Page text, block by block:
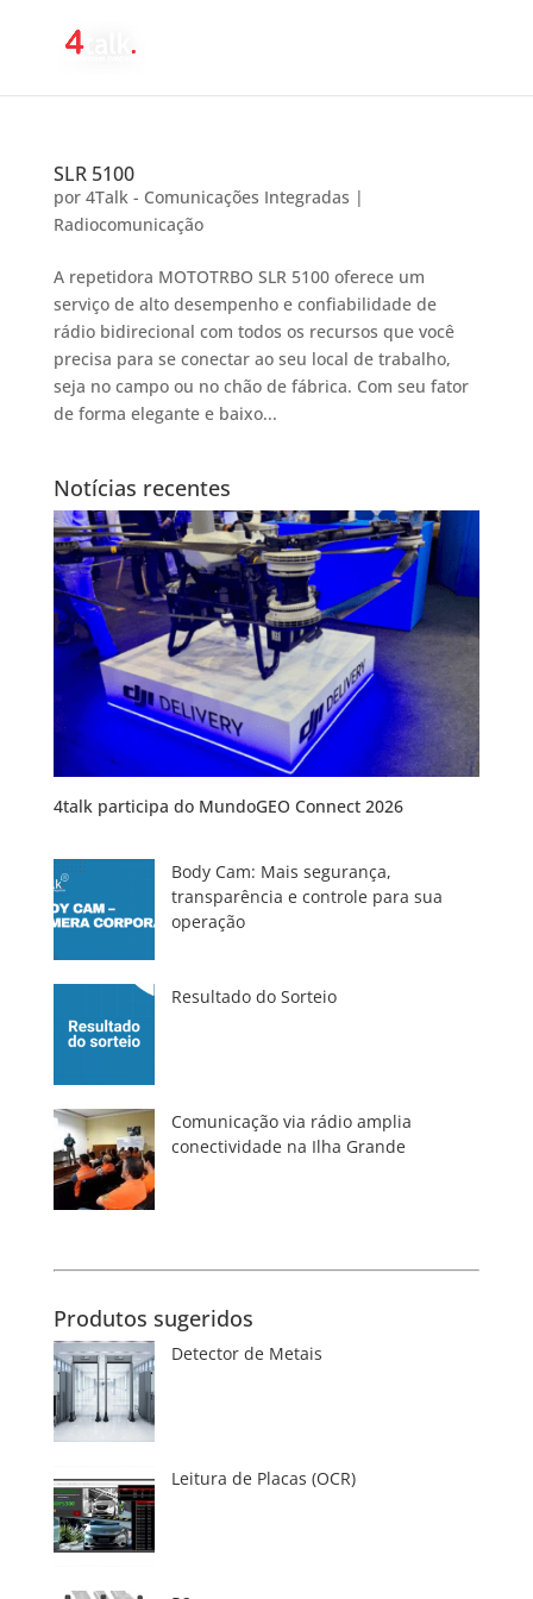
SLR 5100
por 4Talk - Comunicações Integradas |
Radiocomunicação
A repetidora MOTOTRBO SLR 5100 oferece um
serviço de alto desempenho e confiabilidade de
rádio bidirecional com todos os recursos que você
precisa para se conectar ao seu local de trabalho,
seja no campo ou no chão de fábrica. Com seu fator
de forma elegante e baixo...
Notícias recentes
4talk participa do MundoGEO Connect 2026
Body Cam: Mais segurança,
transparência e controle para sua
operação
Resultado do Sorteio
Comunicação via rádio amplia
conectividade na Ilha Grande
Produtos sugeridos
Detector de Metais
Leitura de Placas (OCR)